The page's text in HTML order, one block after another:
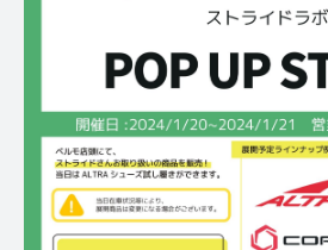
PRODUCT DEVELOPMENT
SHOP
HOP
COMPANY